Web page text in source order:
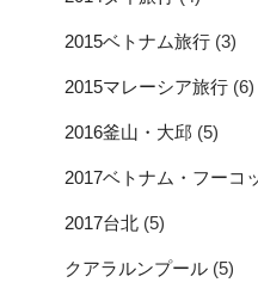
2015ベトナム旅行 (3)
2015マレーシア旅行 (6)
2016釜山・大邱 (5)
2017ベトナム・フーコ
2017台北 (5)
クアラルンプール (5)